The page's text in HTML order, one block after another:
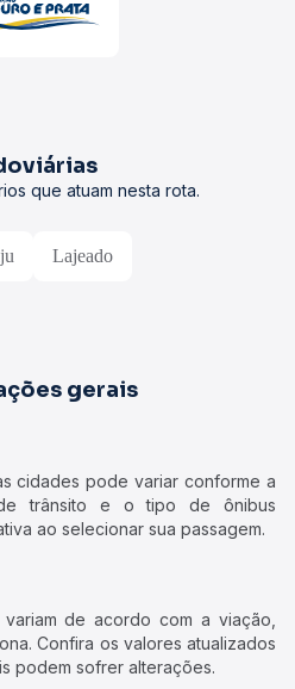
que atuam nesta rota.
Lajeado
gerais
cidades pode variar conforme a
trânsito e o tipo de ônibus
ao selecionar sua passagem.
de acordo com a viação,
Confira os valores atualizados
podem sofrer alterações.